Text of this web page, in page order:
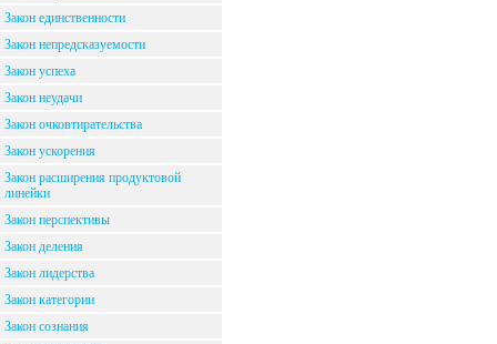
Закон единственности
Закон непредсказуемости
Закон успеха
Закон неудачи
Закон очковтирательства
Закон ускорения
Закон расширения продуктовой
линейки
Закон перспективы
Закон деления
Закон лидерства
Закон категории
Закон сознания